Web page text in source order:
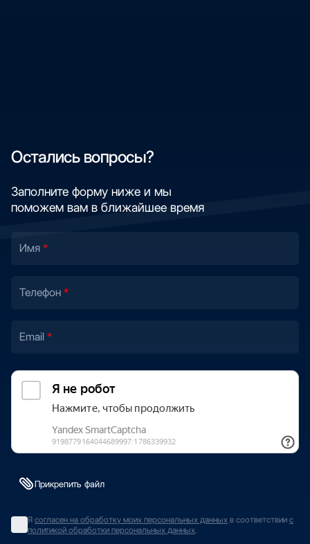
Остались вопросы?
Заполните форму ниже и мы
поможем вам в ближайшее время
Имя
Телефон
Email
Прикрепить файл
Я согласен на обработку моих персональных данных в соответствии с
политикой обработки персональных данных.